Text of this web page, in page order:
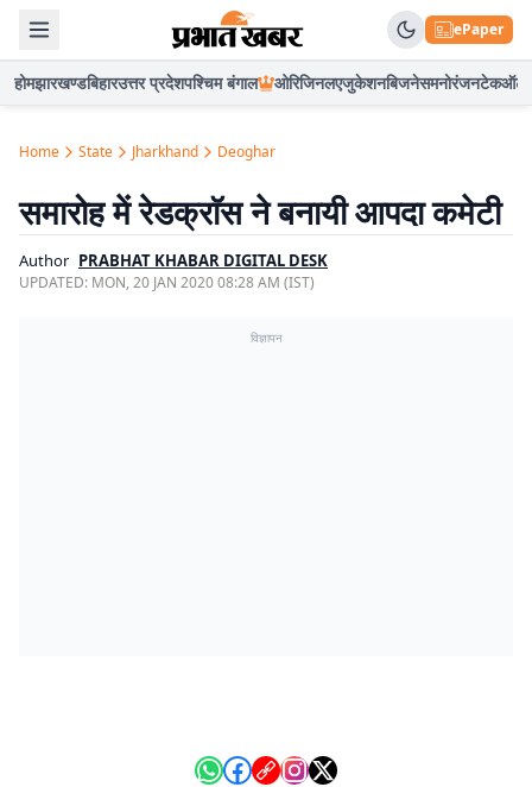
ePaper
होमझारखण्डबिहारउत्तर प्रदेशपश्चिम बंगाल ओरिजिनलएजुकेशनबिजनेसमनोरंजनटेकऑटो
Home State Jharkhand Deoghar
समारोह में रेडक्राॅस ने बनायी आपदा कमेटी
Author PRABHAT KHABAR DIGITAL DESK
UPDATED: MON, 20 JAN 2020 08:28 AM (IST)
विज्ञापन